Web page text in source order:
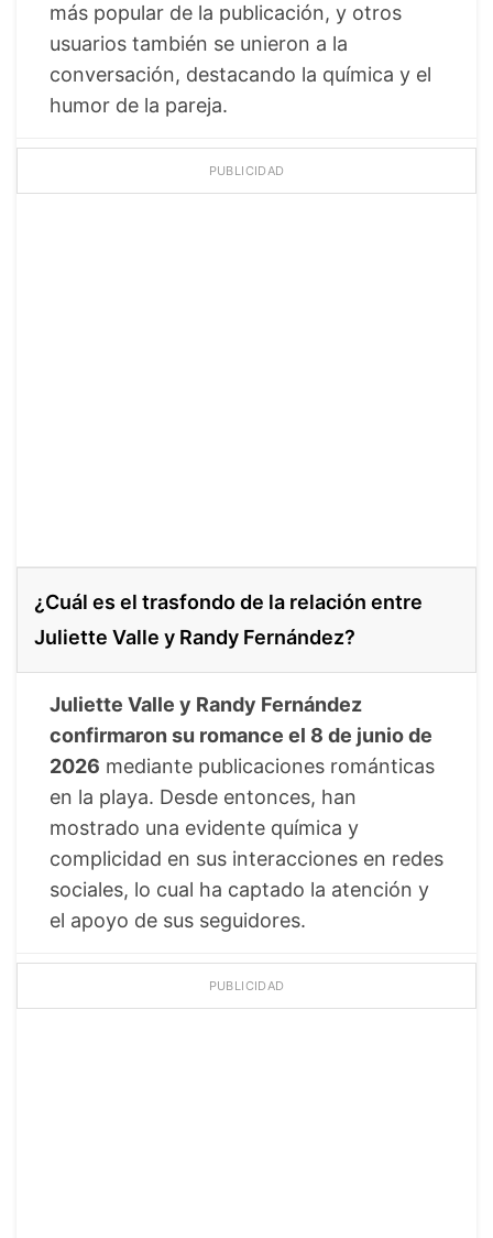
más popular de la publicación, y otros
usuarios también se unieron a la
conversación, destacando la química y el
humor de la pareja.
PUBLICIDAD
¿Cuál es el trasfondo de la relación entre
Juliette Valle y Randy Fernández?
Juliette Valle y Randy Fernández
confirmaron su romance el 8 de junio de
2026 mediante publicaciones románticas
en la playa. Desde entonces, han
mostrado una evidente química y
complicidad en sus interacciones en redes
sociales, lo cual ha captado la atención y
el apoyo de sus seguidores.
PUBLICIDAD